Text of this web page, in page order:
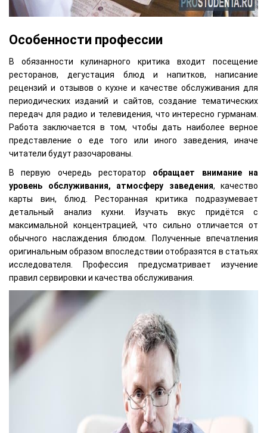
Особенности профессии
В обязанности кулинарного критика входит посещение
ресторанов, дегустация блюд и напитков, написание
рецензий и отзывов о кухне и качестве обслуживания для
периодических изданий и сайтов, создание тематических
передач для радио и телевидения, что интересно гурманам.
Работа заключается в том, чтобы дать наиболее верное
представление о еде того или иного заведения, иначе
читатели будут разочарованы.
В первую очередь ресторатор обращает внимание на
уровень обслуживания, атмосферу заведения, качество
карты вин, блюд. Ресторанная критика подразумевает
детальный анализ кухни. Изучать вкус придётся с
максимальной концентрацией, что сильно отличается от
обычного наслаждения блюдом. Полученные впечатления
оригинальным образом впоследствии отобразятся в статьях
исследователя. Профессия предусматривает изучение
правил сервировки и качества обслуживания.